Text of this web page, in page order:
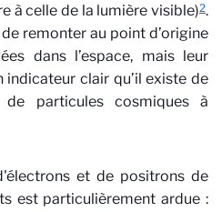
à celle de la lumière visible)2.
remonter au point d’origine
dans l’espace, mais leur
indicateur clair qu’il existe de
de particules cosmiques à
et de positrons de
est particulièrement ardue :